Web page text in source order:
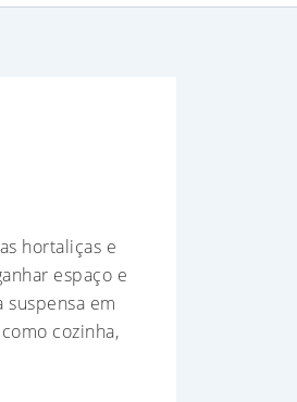
hortaliças e
espaço e
suspensa em
cozinha,